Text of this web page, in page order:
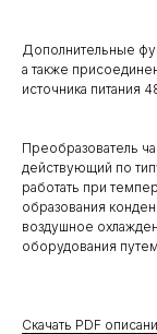
Дополнительные
а также
источника питания
Преобразователь
действующий по
работать при
образования
воздушное
оборудования
Скачать PDF